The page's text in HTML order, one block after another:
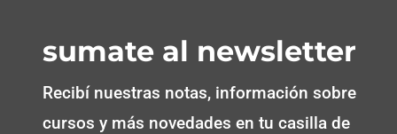
sumate al newsletter
Recibí nuestras notas, información sobre
cursos y más novedades en tu casilla de